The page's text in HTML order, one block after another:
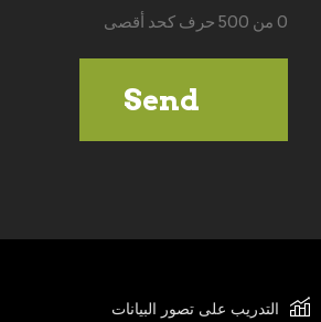
0 من 500 حرف كحد أقصى
التدريب على تصور البيانات